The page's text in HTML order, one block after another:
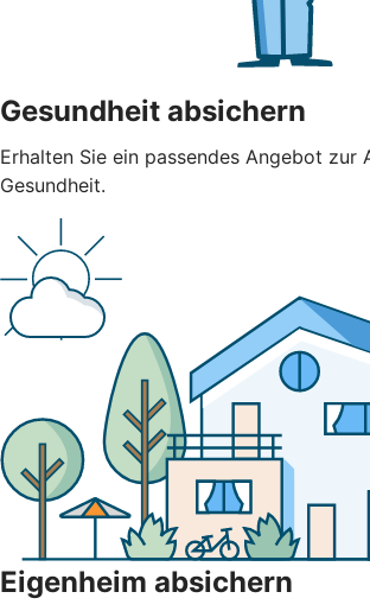
Gesundheit absichern
Erhalten Sie ein passendes Angebot zur
Gesundheit.
Eigenheim absichern